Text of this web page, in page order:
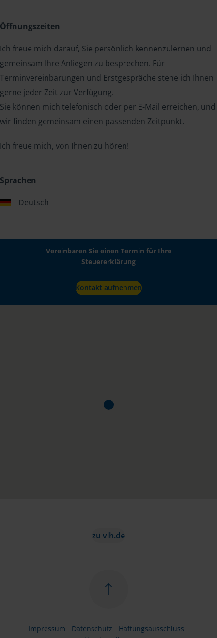
Öffnungszeiten
Ich freue mich darauf, Sie persönlich kennenzulernen und
gemeinsam Ihre Anliegen zu besprechen. Für
Terminvereinbarungen und Erstgespräche stehe ich Ihnen
gerne jeder Zeit zur Verfügung.
Sie können mich telefonisch oder per E-Mail erreichen, und
wir finden gemeinsam einen passenden Zeitpunkt.
Ich freue mich, von Ihnen zu hören!
Sprachen
Deutsch
Vereinbaren Sie einen Termin für Ihre
Steuererklärung
Kontakt aufnehmen
zu vlh.de
Impressum Datenschutz
Haftungsausschluss